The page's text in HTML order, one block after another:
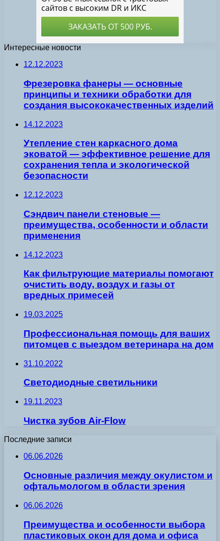
Интересные новости
12.12.2023
Фрезеровка фанеры — основные
принципы и техники обработки для
создания высококачественных изделий
14.12.2023
Утепление стен каркасного дома
эковатой — эффективное решение для
сохранения тепла и экологической
безопасности
12.12.2023
Сэндвич панели стеновые —
преимущества, особенности и области
применения
14.12.2023
Как фильтрующие материалы помогают
очистить воду, воздух и газы от
вредных примесей
19.03.2025
Профессиональная помощь для ваших
питомцев с выездом ветеринара на дом
31.10.2022
Светодиодные светильники
19.11.2023
Чистка зубов Air-Flow
Последние записи
06.06.2026
Основные различия между окулистом и
офтальмологом в области зрения
06.06.2026
Преимущества и особенности выбора
пластиковых окон для дома и офиса